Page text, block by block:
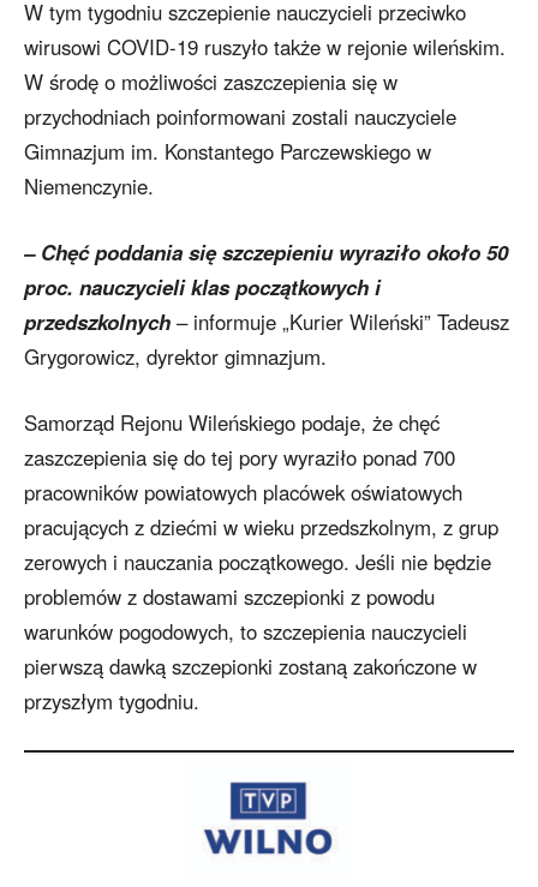
W tym tygodniu szczepienie nauczycieli przeciwko
wirusowi COVID-19 ruszyło także w rejonie wileńskim.
W środę o możliwości zaszczepienia się w
przychodniach poinformowani zostali nauczyciele
Gimnazjum im. Konstantego Parczewskiego w
Niemenczynie.
– Chęć poddania się szczepieniu wyraziło około 50
proc. nauczycieli klas początkowych i
przedszkolnych – informuje „Kurier Wileński” Tadeusz
Grygorowicz, dyrektor gimnazjum.
Samorząd Rejonu Wileńskiego podaje, że chęć
zaszczepienia się do tej pory wyraziło ponad 700
pracowników powiatowych placówek oświatowych
pracujących z dziećmi w wieku przedszkolnym, z grup
zerowych i nauczania początkowego. Jeśli nie będzie
problemów z dostawami szczepionki z powodu
warunków pogodowych, to szczepienia nauczycieli
pierwszą dawką szczepionki zostaną zakończone w
przyszłym tygodniu.